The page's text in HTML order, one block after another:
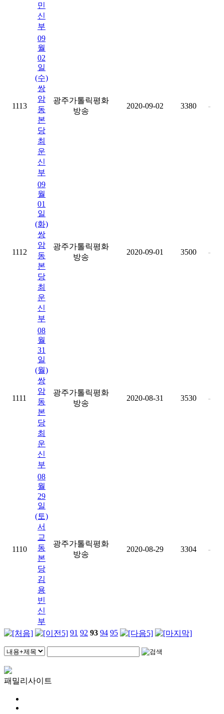
민
신
부
1113
09
월
02
일
(수)
쌍
암
동
본
당
최
운
신
부
광주가톨릭평화
방송
2020-09-02 3380 -
1112
09
월
01
일
(화)
쌍
암
동
본
당
최
운
신
부
광주가톨릭평화
방송
2020-09-01 3500 -
1111
08
월
31
일
(월)
쌍
암
동
본
당
최
운
신
부
광주가톨릭평화
방송
2020-08-31 3530 -
1110
08
월
29
일
(토)
서
교
동
본
당
김
용
빈
신
부
광주가톨릭평화
방송
2020-08-29 3304 -
91 92 93 94 95
패밀리사이트